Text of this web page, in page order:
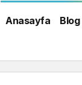
Anasayfa Blog